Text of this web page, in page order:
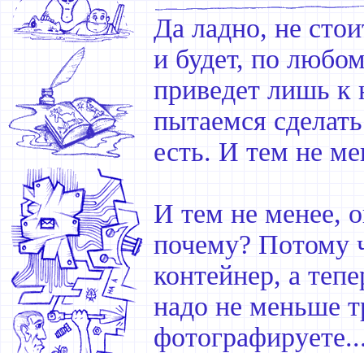
Да ладно, не
и будет, по
приведет лишь
пытаемся
есть. И тем не
И тем не менее,
почему? Потому
контейнер, а
надо не меньше